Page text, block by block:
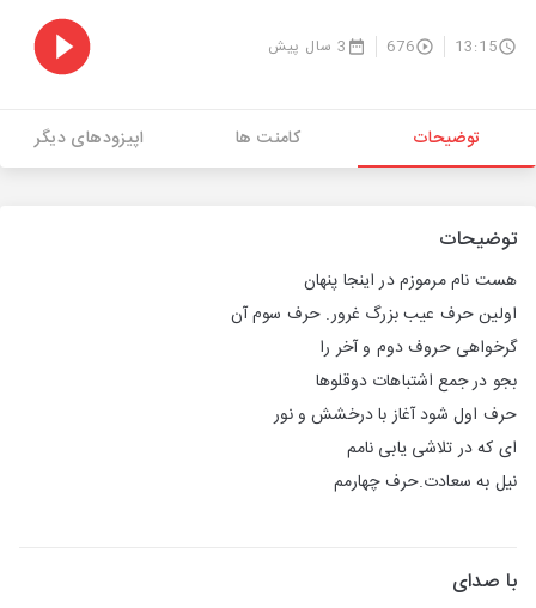
13:15
676 3 سال پیش
توضیحات کامنت ها اپیزودهای دیگر
توضیحات
هست نام مرموزم در اینجا پنهان
اولین حرف عیب بزرگ غرور. حرف سوم آن
گرخواهی حروف دوم و آخر را
بجو در جمع اشتباهات دوقلوها
حرف اول شود آغاز با درخشش و نور
ای که در تلاشی یابی نامم
نیل به سعادت.حرف چهارمم
با صدای